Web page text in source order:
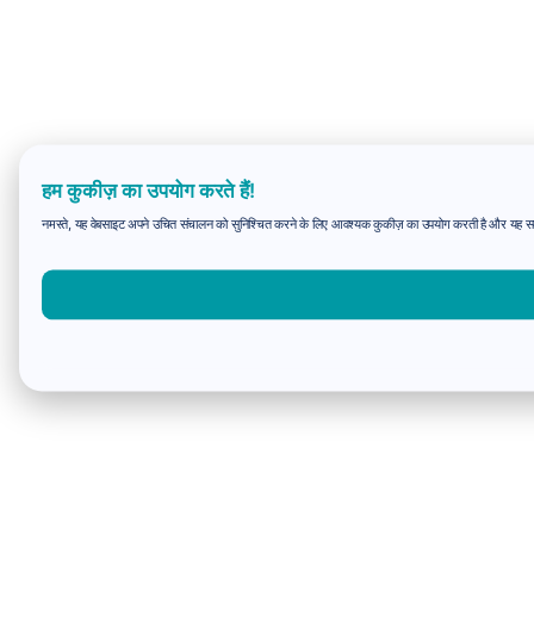
हम कुकीज़ का उपयोग करते हैं!
नमस्ते, यह वेबसाइट अपने उचित संचालन को सुनिश्चित करने के लिए आवश्यक कुकीज़ का उपयोग करती है और यह